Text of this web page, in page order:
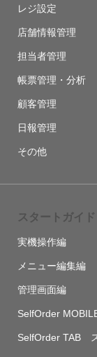
レジ設定
店舗情報管理
担当者管理
帳票管理・分析
顧客管理
日報管理
その他
スタートガイド
実機操作編
メニュー編集編
管理画面編
SelfOrder
SelfOrder TAB